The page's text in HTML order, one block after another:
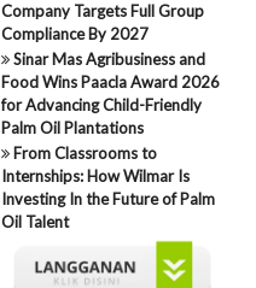
Company Targets Full Group
Compliance By 2027
Sinar Mas Agribusiness and
Food Wins Paacla Award 2026
for Advancing Child-Friendly
Palm Oil Plantations
From Classrooms to
Internships: How Wilmar Is
Investing In the Future of Palm
Oil Talent